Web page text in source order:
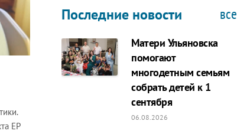
ЕР
Последние новости все
Матери Ульяновска
помогают
многодетным семьям
собрать детей к 1
сентября
06.08.2026